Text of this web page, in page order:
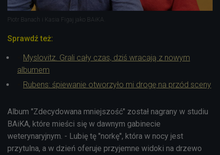
Piotr Banach i Kasia Figaj jako BAiKA.
Sprawdź też:
Myslovitz. Grali cały czas, dziś wracają z nowym
albumem
Rubens: śpiewanie otworzyło mi drogę na przód sceny
Album "Zdecydowana mniejszość" został nagrany w studiu
BAiKA, które mieści się w dawnym gabinecie
weterynaryjnym. - Lubię tę "norkę", która w nocy jest
przytulna, a w dzień oferuje przyjemne widoki na drzewo